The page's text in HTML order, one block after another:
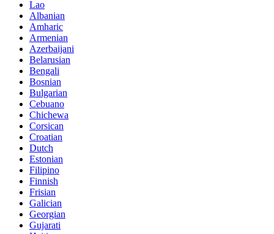
Lao
Albanian
Amharic
Armenian
Azerbaijani
Belarusian
Bengali
Bosnian
Bulgarian
Cebuano
Chichewa
Corsican
Croatian
Dutch
Estonian
Filipino
Finnish
Frisian
Galician
Georgian
Gujarati